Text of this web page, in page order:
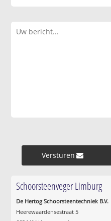
Versturen »
Schoorsteenveger Limburg
De Hertog Schoorsteentechniek B.V.
Heerewaardensestraat 5